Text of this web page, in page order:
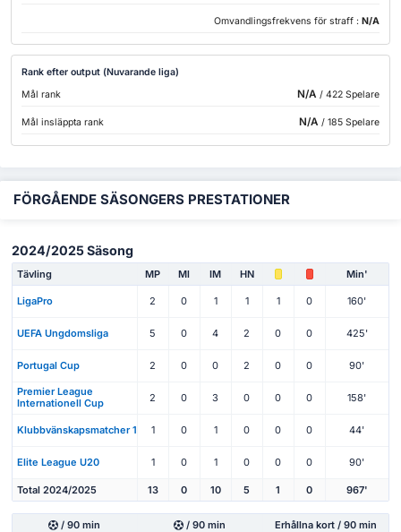
Omvandlingsfrekvens för straff : N/A
Rank efter output (Nuvarande liga)
Mål rank
N/A / 422 Spelare
Mål insläppta rank N/A / 185 Spelare
FÖRGÅENDE SÄSONGERS PRESTATIONER
2024/2025 Säsong
Tävling MP Ml IM HN Min'
LigaPro 2 0 1 1 1 0 160'
UEFA Ungdomsliga 5 0 4 2 0 0 425'
Portugal Cup 2 0 0 2 0 0 90'
Premier League
Internationell Cup
2 0 3 0 0 0 158'
Klubbvänskapsmatcher 1 1 0 1 0 0 0 44'
Elite League U20 1 0 1 0 0 0 90'
Total 2024/2025 13 0 10 5 1 0 967'
/ 90 min / 90 min Erhållna kort / 90 min